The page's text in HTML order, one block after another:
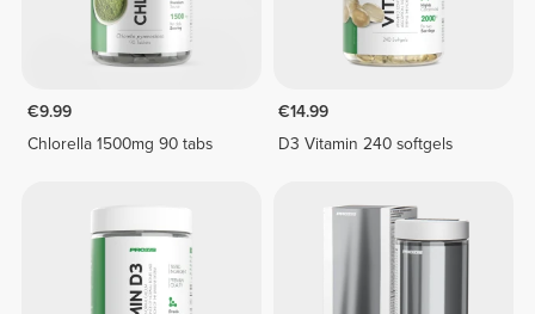
€9.99
Chlorella 1500mg 90 tabs
€14.99
D3 Vitamin 240 softgels